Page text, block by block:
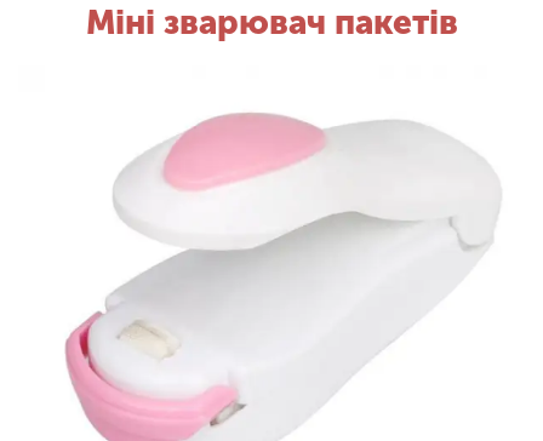
Міні зварювач пакетів